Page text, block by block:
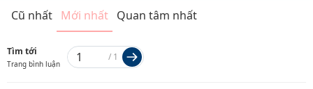
Cũ nhất Mới nhất Quan tâm nhất
Tìm tới
Trang bình luận
/ 1